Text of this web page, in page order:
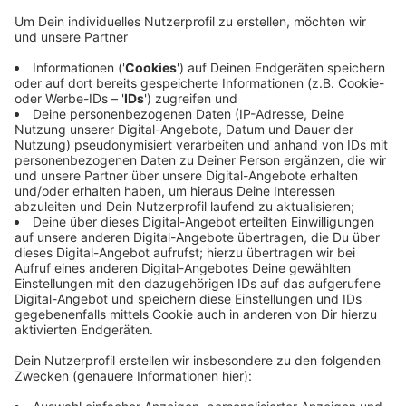
Anzeige
Diesmal geht es nach Lengerich und zum Flughafen
Münster-Osnabrück in den Nachbarkreis Steinfurt. Der
Veranstalter hofft auf 2000 Teilnehmer. Als
Unterstützung dazu soll es am Nachmittag auch noch
eine Mahnwache von Landwirten in Datteln geben -
von 16-20 Uhr. Und in Lüdinghausen treffen sich
Landwirte an der B 235 am Ortsausgang Richtung
Senden zu einer kleineren Kundgebung - ebenfalls ab
16 Uhr heute Nachmittag, die geht aber nur bis 19 Uhr.
Anzeige